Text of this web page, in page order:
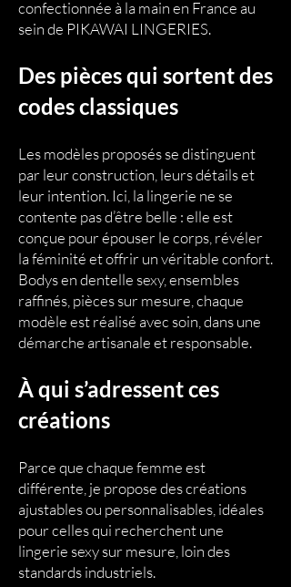
confectionnée à la main en France au
sein de PIKAWAI LINGERIES.
Des pièces qui sortent des
codes classiques
Les modèles proposés se distinguent
par leur construction, leurs détails et
leur intention. Ici, la lingerie ne se
contente pas d’être belle : elle est
conçue pour épouser le corps, révéler
la féminité et offrir un véritable confort.
Bodys en dentelle sexy, ensembles
raffinés, pièces sur mesure, chaque
modèle est réalisé avec soin, dans une
démarche artisanale et responsable.
À qui s’adressent ces
créations
Parce que chaque femme est
différente, je propose des créations
ajustables ou personnalisables, idéales
pour celles qui recherchent une
lingerie sexy sur mesure, loin des
standards industriels.